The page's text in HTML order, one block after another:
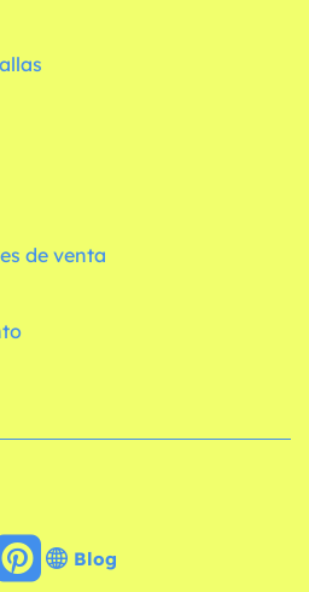
de venta
Blog